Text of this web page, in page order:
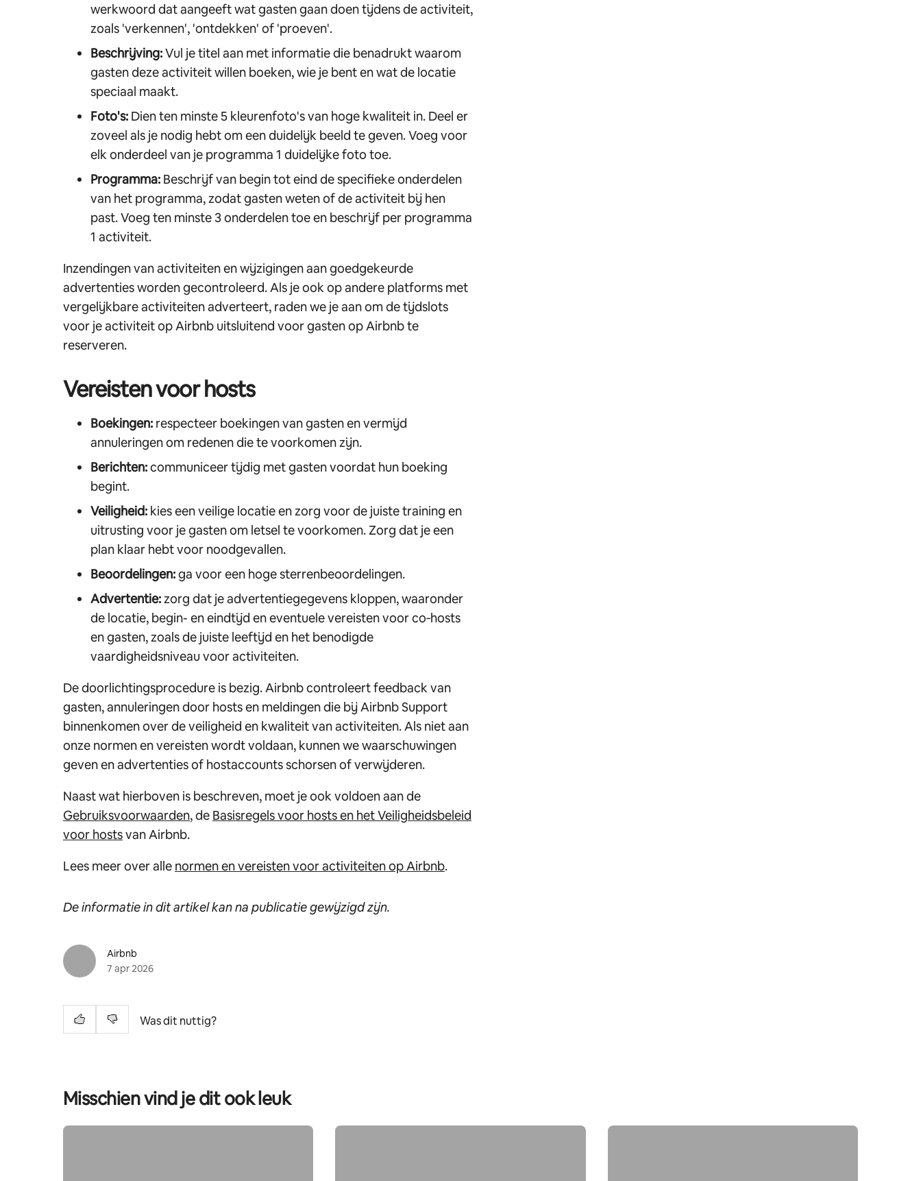
werkwoord dat aangeeft wat gasten gaan doen tijdens de activiteit,
zoals 'verkennen', 'ontdekken' of 'proeven'.
Beschrijving:Vul je titel aan met informatie die benadrukt waarom
gasten deze activiteit willen boeken, wie je bent en wat de locatie
speciaal maakt.
Foto's: Dien ten minste 5 kleurenfoto's van hoge kwaliteit in. Deel er
zoveel als je nodig hebt om een duidelijk beeld te geven. Voeg voor
elk onderdeel van je programma 1 duidelijke foto toe.
Programma: Beschrijf van begin tot eind de specifieke onderdelen
van het programma, zodat gasten weten of de activiteit bij hen
past. Voeg ten minste 3 onderdelen toe en beschrijf per programma
1 activiteit.
Inzendingen van activiteiten en wijzigingen aan goedgekeurde
advertenties worden gecontroleerd. Als je ook op andere platforms met
vergelijkbare activiteiten adverteert, raden we je aan om de tijdslots
voor je activiteit op Airbnb uitsluitend voor gasten op Airbnb te
reserveren.
Vereisten voor hosts
Boekingen: respecteer boekingen van gasten en vermijd
annuleringen om redenen die te voorkomen zijn.
Berichten:communiceer tijdig met gasten voordat hun boeking
begint.
Veiligheid: kies een veilige locatie en zorg voor de juiste training en
uitrusting voor je gasten om letsel te voorkomen. Zorg dat je een
plan klaar hebt voor noodgevallen.
Beoordelingen:ga voor een hoge sterrenbeoordelingen.
Advertentie: zorg dat je advertentiegegevens kloppen, waaronder
de locatie, begin- en eindtijd en eventuele vereisten voor co‑hosts
en gasten, zoals de juiste leeftijd en het benodigde
vaardigheidsniveau voor activiteiten.
De doorlichtingsprocedure is bezig. Airbnb controleert feedback van
gasten, annuleringen door hosts en meldingen die bij Airbnb Support
binnenkomen over de veiligheid en kwaliteit van activiteiten. Als niet aan
onze normen en vereisten wordt voldaan, kunnen we waarschuwingen
geven en advertenties of hostaccounts schorsen of verwijderen.
Naast wat hierboven is beschreven, moet je ook voldoen aan de
Gebruiksvoorwaarden, de Basisregels voor hosts en het Veiligheidsbeleid
voor hostsvan Airbnb.
Lees meer over alle normen en vereisten voor activiteiten op Airbnb.
De informatie in dit artikel kan na publicatie gewijzigd zijn.
Airbnb
7 apr 2026
Was dit nuttig?
Misschien vind je dit ook leuk